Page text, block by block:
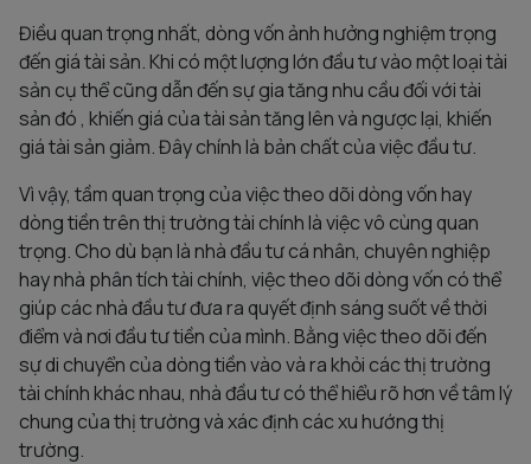
Điều quan trọng nhất, dòng vốn ảnh hưởng nghiệm trọng
đến giá tài sản. Khi có một lượng lớn đầu tư vào một loại tài
sản cụ thể cũng dẫn đến sự gia tăng nhu cầu đối với tài
sản đó , khiến giá của tài sản tăng lên và ngược lại, khiến
giá tài sản giảm. Đây chính là bản chất của việc đầu tư.
Vì vậy, tầm quan trọng của việc theo dõi dòng vốn hay
dòng tiền trên thị trường tài chính là việc vô cùng quan
trọng. Cho dù bạn là nhà đầu tư cá nhân, chuyên nghiệp
hay nhà phân tích tài chính, việc theo dõi dòng vốn có thể
giúp các nhà đầu tư đưa ra quyết định sáng suốt về thời
điểm và nơi đầu tư tiền của mình. Bằng việc theo dõi đến
sự di chuyển của dòng tiền vào và ra khỏi các thị trường
tài chính khác nhau, nhà đầu tư có thể hiểu rõ hơn về tâm lý
chung của thị trường và xác định các xu hướng thị
trường.